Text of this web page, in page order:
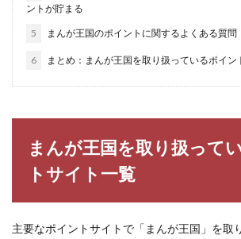
ントが貯まる
5 まんが王国のポイントに関するよくある質問
6 まとめ：まんが王国を取り扱っているポイン
まんが王国を取り扱って
トサイト一覧
主要なポイントサイトで「まんが王国」を取